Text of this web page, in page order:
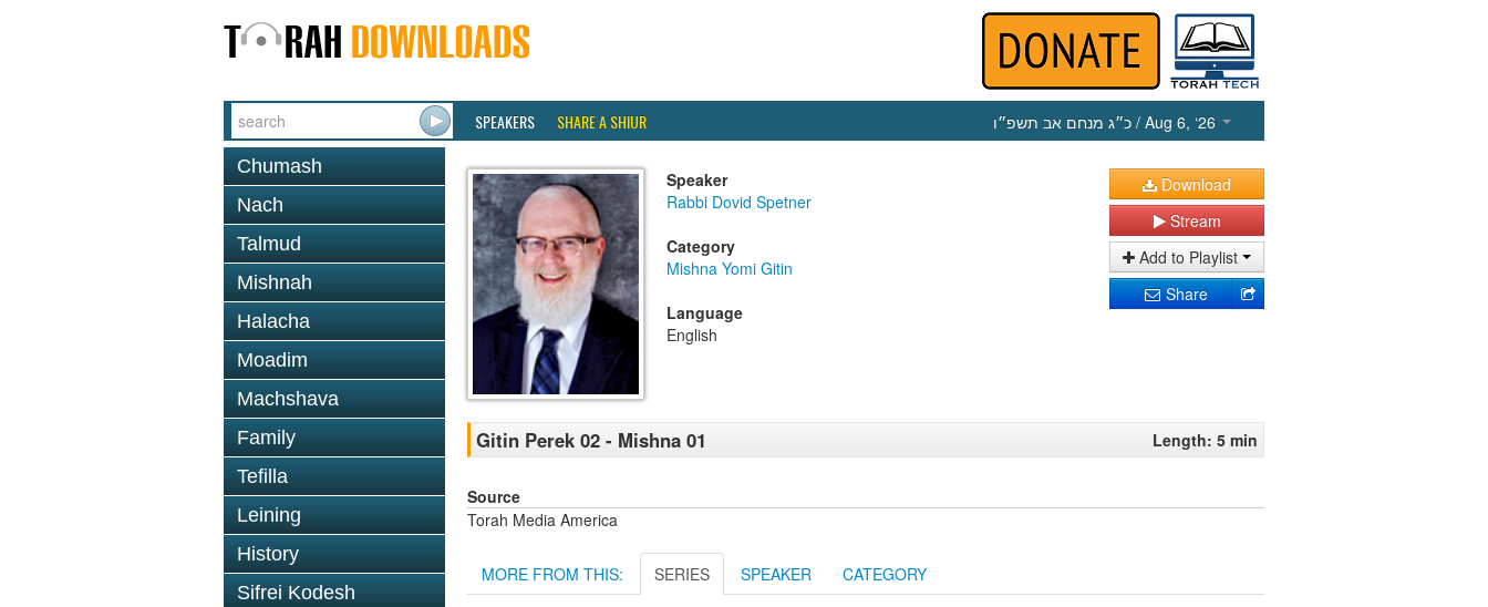
SPEAKERS SHARE A SHIUR כ״ג מנחם אב תשפ״ו / Aug 6, ‘26
Chumash
Nach
Talmud
Mishnah
Halacha
Moadim
Machshava
Family
Tefilla
Leining
History
Sifrei Kodesh
Speaker
Rabbi Dovid Spetner
Category
Mishna Yomi Gitin
Language
English
Download
Stream
Add to Playlist
Share
Gitin Perek 02 - Mishna 01 Length: 5 min
Source
Torah Media America
MORE FROM THIS: SERIES SPEAKER CATEGORY